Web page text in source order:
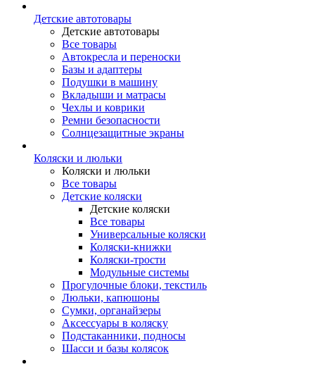
Детские автотовары
Детские автотовары
Все товары
Автокресла и переноски
Базы и адаптеры
Подушки в машину
Вкладыши и матрасы
Чехлы и коврики
Ремни безопасности
Солнцезащитные экраны
Коляски и люльки
Коляски и люльки
Все товары
Детские коляски
Детские коляски
Все товары
Универсальные коляски
Коляски-книжки
Коляски-трости
Модульные системы
Прогулочные блоки, текстиль
Люльки, капюшоны
Сумки, органайзеры
Аксессуары в коляску
Подстаканники, подносы
Шасси и базы колясок